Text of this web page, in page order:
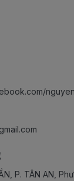
P. TÂN AN,